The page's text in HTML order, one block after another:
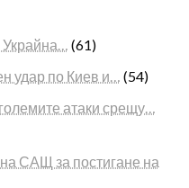
Украйна… (61)
удар по Киев и… (54)
атаки срещу…
САЩ за постигане на